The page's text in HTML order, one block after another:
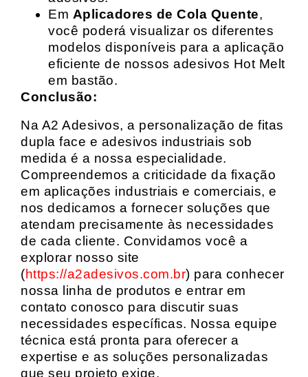
Em Aplicadores de Cola Quente,
você poderá visualizar os diferentes
modelos disponíveis para a aplicação
eficiente de nossos adesivos Hot Melt
em bastão.
Conclusão:
Na A2 Adesivos, a personalização de fitas
dupla face e adesivos industriais sob
medida é a nossa especialidade.
Compreendemos a criticidade da fixação
em aplicações industriais e comerciais, e
nos dedicamos a fornecer soluções que
atendam precisamente às necessidades
de cada cliente. Convidamos você a
explorar nosso site
(https://a2adesivos.com.br) para conhecer
nossa linha de produtos e entrar em
contato conosco para discutir suas
necessidades específicas. Nossa equipe
técnica está pronta para oferecer a
expertise e as soluções personalizadas
que seu projeto exige.